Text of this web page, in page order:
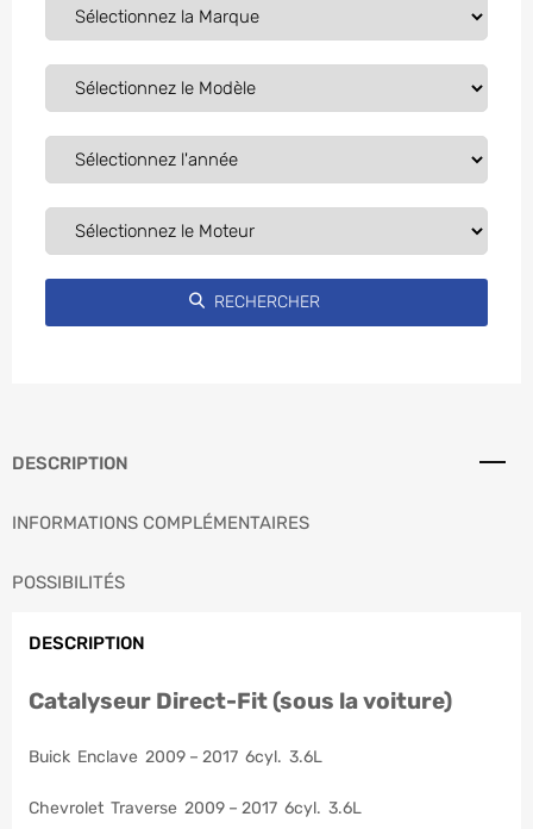
DESCRIPTION
INFORMATIONS COMPLÉMENTAIRES
POSSIBILITÉS
DESCRIPTION
Catalyseur Direct-Fit (sous la voiture)
Buick Enclave 2009 – 2017 6cyl. 3.6L
Chevrolet Traverse 2009 – 2017 6cyl. 3.6L